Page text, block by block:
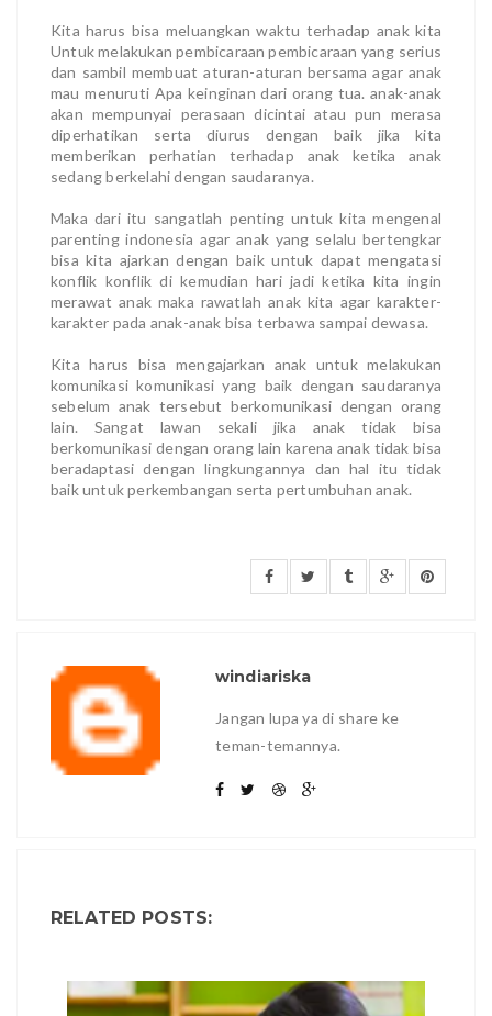
Kita harus bisa meluangkan waktu terhadap anak kita
Untuk melakukan pembicaraan pembicaraan yang serius
dan sambil membuat aturan-aturan bersama agar anak
mau menuruti Apa keinginan dari orang tua. anak-anak
akan mempunyai perasaan dicintai atau pun merasa
diperhatikan serta diurus dengan baik jika kita
memberikan perhatian terhadap anak ketika anak
sedang berkelahi dengan saudaranya.
Maka dari itu sangatlah penting untuk kita mengenal
parenting indonesia agar anak yang selalu bertengkar
bisa kita ajarkan dengan baik untuk dapat mengatasi
konflik konflik di kemudian hari jadi ketika kita ingin
merawat anak maka rawatlah anak kita agar karakter-
karakter pada anak-anak bisa terbawa sampai dewasa.
Kita harus bisa mengajarkan anak untuk melakukan
komunikasi komunikasi yang baik dengan saudaranya
sebelum anak tersebut berkomunikasi dengan orang
lain. Sangat lawan sekali jika anak tidak bisa
berkomunikasi dengan orang lain karena anak tidak bisa
beradaptasi dengan lingkungannya dan hal itu tidak
baik untuk perkembangan serta pertumbuhan anak.
windiariska
Jangan lupa ya di share ke
teman-temannya.
RELATED POSTS: